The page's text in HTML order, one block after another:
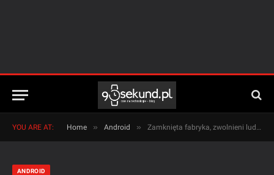
YOU ARE AT: Home » Android » Zamknięta fabryka, zwolnieni ludzie, koniec Moto Maker – marzenie o Moto X pozostało w fazie snu
ANDROID